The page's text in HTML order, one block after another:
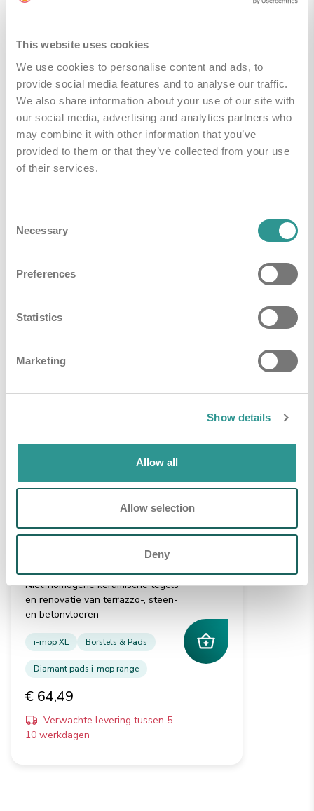
This website uses cookies
We use cookies to personalise content and ads, to
provide social media features and to analyse our traffic.
We also share information about your use of our site with
our social media, advertising and analytics partners who
may combine it with other information that you’ve
provided to them or that they’ve collected from your use
of their services.
Selection
Necessary
Preferences
Statistics
Marketing
Show details
Allow all
Allow selection
Deny
Lengte
Gewicht
Kleuren Groen
Handleidingen & Downloads
i-mop algemene brochure Downloaden
Set twister pads oranje i-
Niet-homogene keramische tegels
en renovatie van terrazzo-, steen-
en betonvloeren
i-mop XL Borstels & Pads
Diamant pads i-mop range
€ 64,49
Verwachte levering tussen 5 -
10 werkdagen